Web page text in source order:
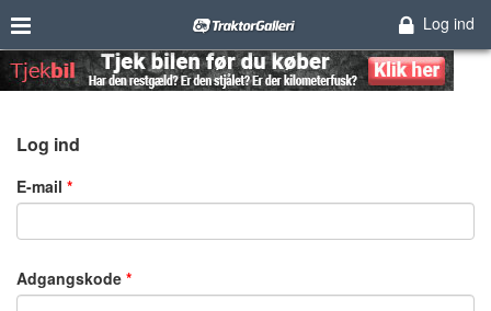
Log ind
Log ind
E-mail
Adgangskode